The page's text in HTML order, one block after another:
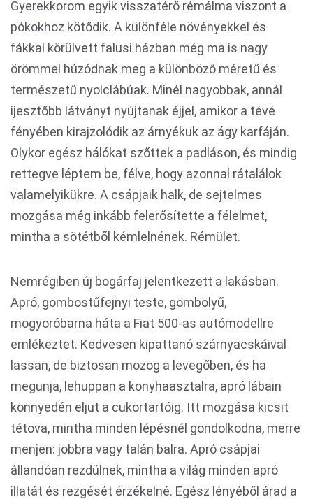
Gyerekkorom egyik visszatérő rémálma viszont a
pókokhoz kötődik. A különféle növényekkel és
fákkal körülvett falusi házban még ma is nagy
örömmel húzódnak meg a különböző méretű és
természetű nyolclábúak. Minél nagyobbak, annál
ijesztőbb látványt nyújtanak éjjel, amikor a tévé
fényében kirajzolódik az árnyékuk az ágy karfáján.
Olykor egész hálókat szőttek a padláson, és mindig
rettegve léptem be, félve, hogy azonnal rátalálok
valamelyikükre. A csápjaik halk, de sejtelmes
mozgása még inkább felerősítette a félelmet,
mintha a sötétből kémlelnének. Rémület.
Nemrégiben új bogárfaj jelentkezett a lakásban.
Apró, gombostűfejnyi teste, gömbölyű,
mogyoróbarna háta a Fiat 500-as autómodellre
emlékeztet. Kedvesen kipattanó szárnyacskáival
lassan, de biztosan mozog a levegőben, és ha
megunja, lehuppan a konyhaasztalra, apró lábain
könnyedén eljut a cukortartóig. Itt mozgása kicsit
tétova, mintha minden lépésnél gondolkodna, merre
menjen: jobbra vagy talán balra. Apró csápjai
állandóan rezdülnek, mintha a világ minden apró
illatát és rezgését érzékelné. Egész lényéből árad a